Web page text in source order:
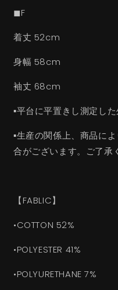
◼︎F
着丈 52cm
身幅 58cm
袖丈 68cm
▪︎平台に平置きし測定し
▪︎生産の関係上、商品に
合がございます。ご了承
【FABLIC】
•COTTON 52%
•POLYESTER 41%
•POLYURETHANE 7%